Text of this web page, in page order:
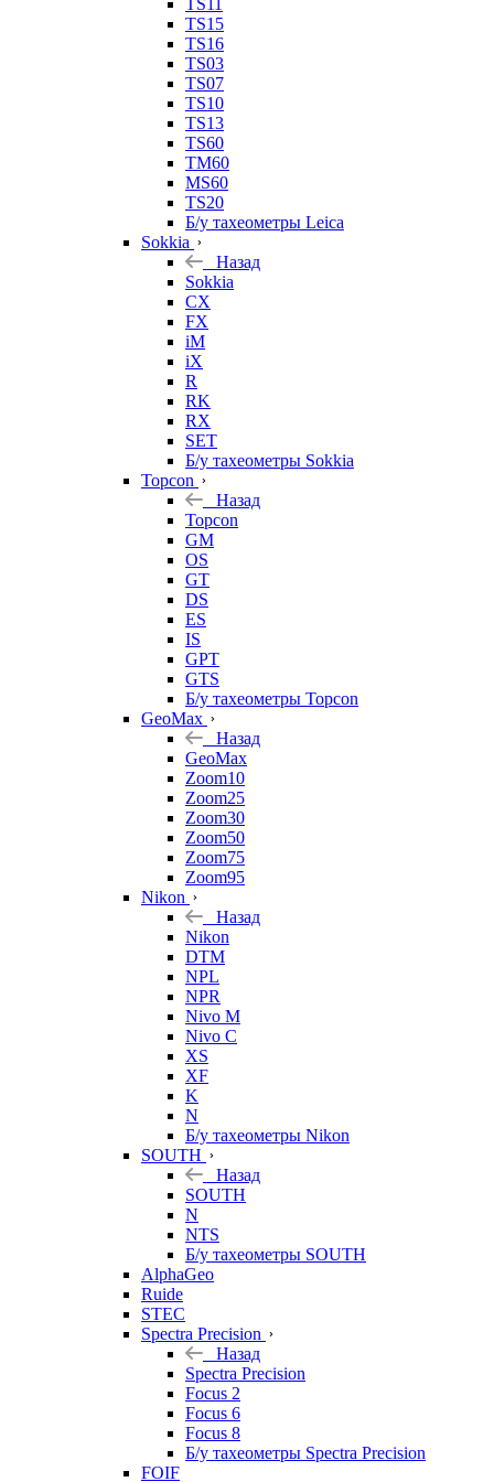
TS11
TS15
TS16
TS03
TS07
TS10
TS13
TS60
TM60
MS60
TS20
Б/у тахеометры Leica
Sokkia
Назад
Sokkia
CX
FX
iM
iX
R
RK
RX
SET
Б/у тахеометры Sokkia
Topcon
Назад
Topcon
GM
OS
GT
DS
ES
IS
GPT
GTS
Б/у тахеометры Topcon
GeoMax
Назад
GeoMax
Zoom10
Zoom25
Zoom30
Zoom50
Zoom75
Zoom95
Nikon
Назад
Nikon
DTM
NPL
NPR
Nivo M
Nivo C
XS
XF
K
N
Б/у тахеометры Nikon
SOUTH
Назад
SOUTH
N
NTS
Б/у тахеометры SOUTH
AlphaGeo
Ruide
STEC
Spectra Precision
Назад
Spectra Precision
Focus 2
Focus 6
Focus 8
Б/у тахеометры Spectra Precision
FOIF